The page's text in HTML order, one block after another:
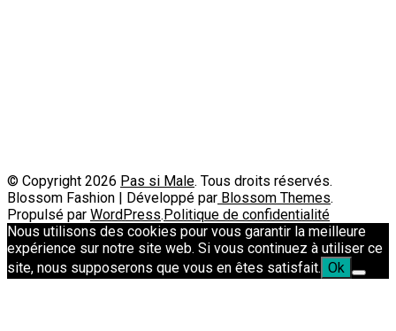
© Copyright 2026 Pas si Male. Tous droits réservés.
Blossom Fashion | Développé par Blossom Themes.
Propulsé par WordPress. Politique de confidentialité
Nous utilisons des cookies pour vous garantir la meilleure
expérience sur notre site web. Si vous continuez à utiliser ce
site, nous supposerons que vous en êtes satisfait. Ok